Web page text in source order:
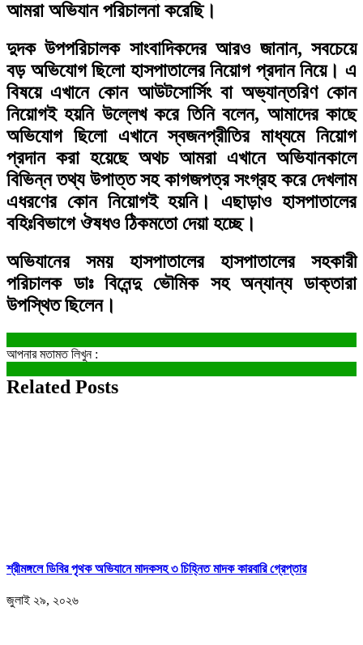
আমরা অভিযান পরিচালনা করেছি।
দুদক উপপরিচালক সাংবাদিকদের আরও জানান, সবচেয়ে
বড় অভিযোগ ছিলো হাসপাতালের নিয়োগ প্রদান নিয়ে। এ
বিষয়ে এখানে কোন আউটসোর্সিং বা অভ্যান্তরিণ কোন
নিয়োগই হয়নি উল্লেখ করে তিনি বলেন, আমাদের কাছে
অভিযোগ ছিলো এখানে স্বজনপ্রীতির মাধ্যমে নিয়োগ
প্রদান করা হয়েছে অথচ আমরা এখানে অভিযানকালে
বিভিন্ন তথ্য উপাত্ত সহ কাগজপত্র সংগ্রহ করে দেখলাম
এধরণের কোন নিয়োগই হয়নি। এছাড়াও হাসপাতালের
বহিঃবিভাগে ঔষধও ঠিকমতো দেয়া হচ্ছে।
অভিযানের সময় হাসপাতালের হাসপাতালের সহকারী
পরিচালক ডাঃ বিনেন্দু ভৌমিক সহ অন্যান্য ডাক্তারা
উপস্থিত ছিলেন।
আপনার মতামত লিখুন :
Related Posts
শ্রীমঙ্গলে ডিবির পৃথক অভিযানে মাদকসহ ৩ চিহ্নিত মাদক কারবারি গ্রেপ্তার
জুলাই ২৯, ২০২৬